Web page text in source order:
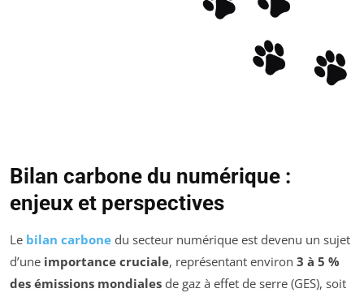
Bilan carbone du numérique :
enjeux et perspectives
Le bilan carbone du secteur numérique est devenu un sujet
d’une importance cruciale, représentant environ 3 à 5 %
des émissions mondiales de gaz à effet de serre (GES), soit